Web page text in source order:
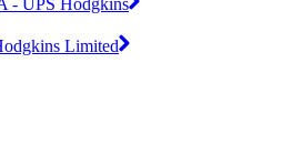
- UPS Hodgkins
Limited